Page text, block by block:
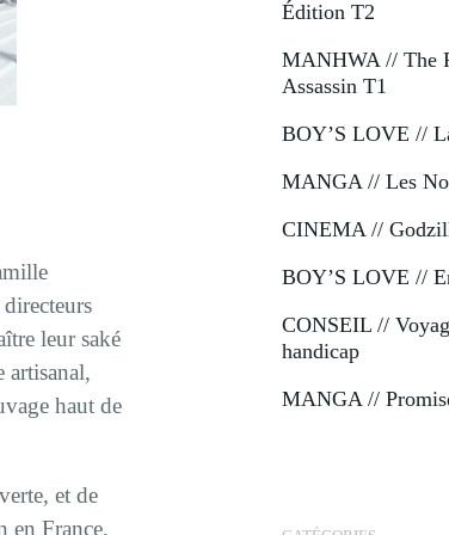
leur saké
artisanal,
haut de
et de
en France.
Édition T2
MANHWA // The
Assassin T1
BOY’S LOVE //
MANGA // Les
CINEMA //
BOY’S LOVE //
CONSEIL //
handicap
MANGA //